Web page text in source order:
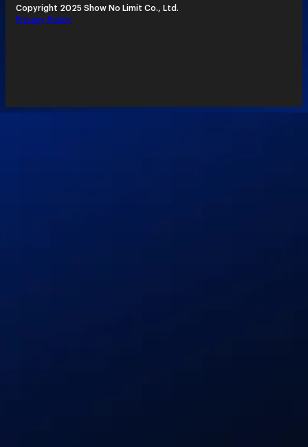
Copyright 2025 Show No Limit Co., Ltd.
Privacy Policy